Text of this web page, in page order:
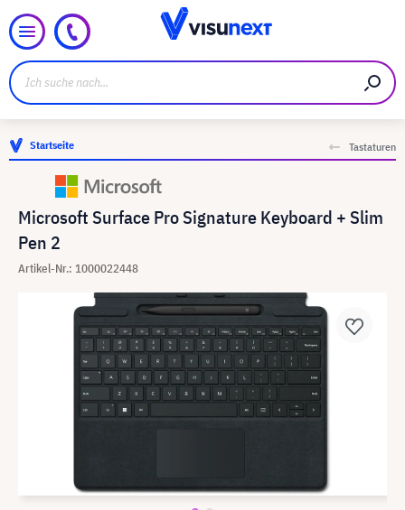
Startseite Tastaturen
Microsoft Surface Pro Signature Keyboard + Slim
Pen 2
Artikel-Nr.: 1000022448